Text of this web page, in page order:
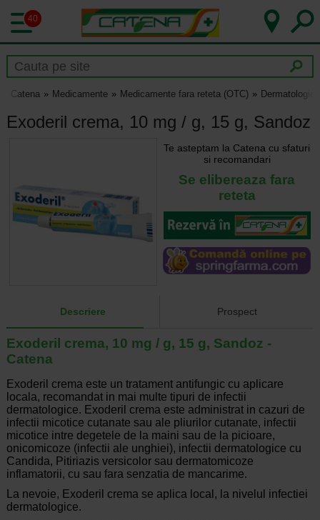
40
Catena Medicamente Medicamente fara reteta (OTC) Dermatologie
Exoderil crema, 10 mg / g, 15 g, Sandoz
Te asteptam la Catena cu sfaturi
si recomandari
Se elibereaza fara
reteta
Descriere Prospect
Exoderil crema, 10 mg / g, 15 g, Sandoz -
Catena
Exoderil crema este un tratament antifungic cu aplicare
locala, recomandat in mai multe tipuri de infectii
dermatologice. Exoderil crema este administrat in cazuri de
infectii micotice cutanate sau ale pliurilor cutanate, infectii
micotice intre degetele de la maini sau de la picioare,
onicomicoze (infectii ale unghiei), infectii dermatologice cu
Candida, Pitiriazis versicolor sau dermatomicoze
inflamatorii, cu sau fara senzatia de mancarime.
La nevoie, Exoderil crema se aplica local, la nivelul infectiei
dermatologice.